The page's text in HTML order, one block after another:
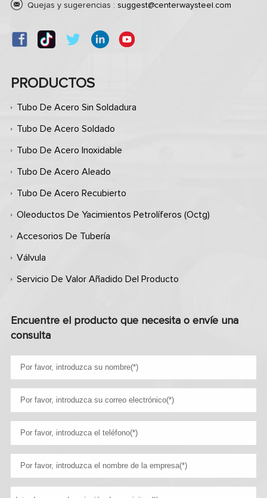
Quejas y sugerencias : suggest@centerwaysteel.com
PRODUCTOS
Tubo De Acero Sin Soldadura
Tubo De Acero Soldado
Tubo De Acero Inoxidable
Tubo De Acero Aleado
Tubo De Acero Recubierto
Oleoductos De Yacimientos Petrolíferos (octg)
Accesorios De Tubería
Válvula
Servicio De Valor Añadido Del Producto
Encuentre el producto que necesita o envíe una
consulta